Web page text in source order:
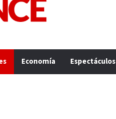
Economía Espectáculos